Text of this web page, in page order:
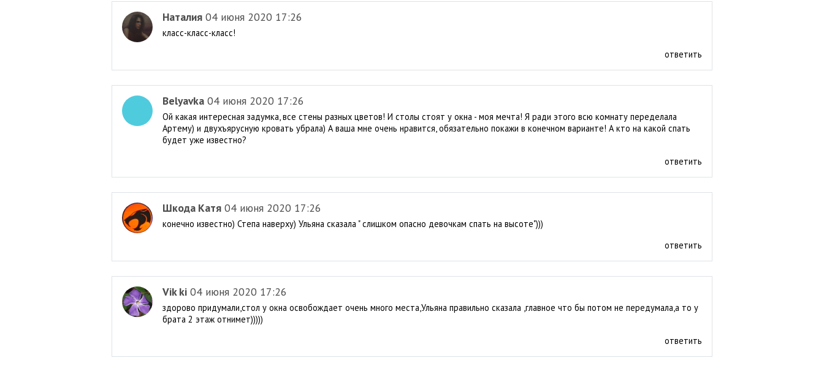
Наталия 04 июня 2020 17:26
класс-класс-класс!
ответить
Belyavka 04 июня 2020 17:26
Ой какая интересная задумка, все стены разных цветов! И столы стоят у окна - моя мечта! Я ради этого всю комнату переделала
Артему) и двухъярусную кровать убрала) А ваша мне очень нравится, обязательно покажи в конечном варианте! А кто на какой спать
будет уже известно?
ответить
Шкода Катя 04 июня 2020 17:26
конечно известно) Степа наверху) Ульяна сказала " слишком опасно девочкам спать на высоте")))
ответить
Vik ki 04 июня 2020 17:26
здорово придумали,стол у окна освобождает очень много места,Ульяна правильно сказала ,главное что бы потом не передумала,а то у
брата 2 этаж отнимет)))))
ответить